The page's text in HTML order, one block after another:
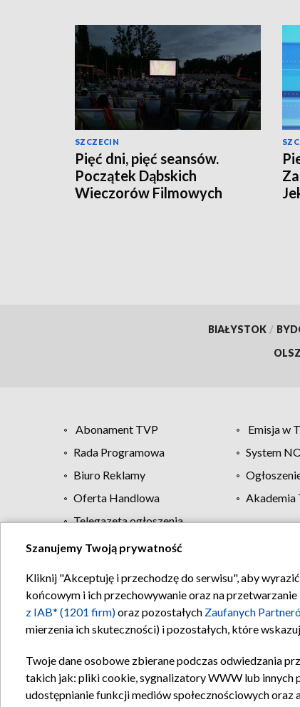
SZCZECIN
Pięć dni, pięć seansów.
Początek Dąbskich
Wieczorów Filmowych
BIAŁYSTOK /
Abonament TVP Emisja w
Rada Programowa
System
Biuro Reklamy
Oferta Handlowa
Akademia
Telegazeta ogłoszenia
Regulamin TVP
Szanujemy Twoją prywatność
Kliknij "Akceptuję i przechodzę do serwisu", aby
końcowym i ich przechowywanie oraz na
z IAB* (1201 firm)oraz pozostałych Zaufanych
mierzenia ich skuteczności) i pozostałych, które
Twoje dane osobowe zbierane podczas odwiedzania
takich jak: pliki cookie, sygnalizatory WWW lub innych
udostępnianie funkcji mediów społecznościowych oraz